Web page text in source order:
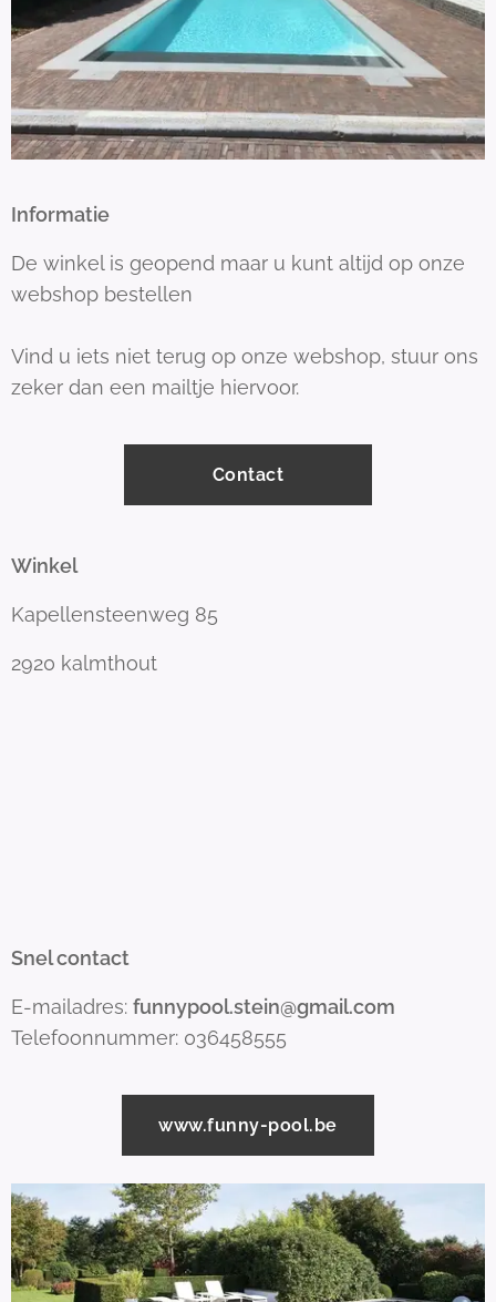
Informatie
De winkel is geopend maar u kunt altijd op onze
webshop bestellen
Vind u iets niet terug op onze webshop, stuur ons
zeker dan een mailtje hiervoor.
Contact
Winkel
Kapellensteenweg 85
2920 kalmthout
Snel contact
E-mailadres: funnypool.stein@gmail.com
Telefoonnummer: 036458555
www.funny-pool.be